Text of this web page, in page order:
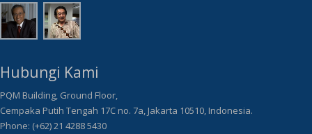
Hubungi Kami
PQM Building, Ground Floor,
Cempaka Putih Tengah 17C no. 7a, Jakarta 10510, Indonesia.
Phone: (+62) 21 4288 5430